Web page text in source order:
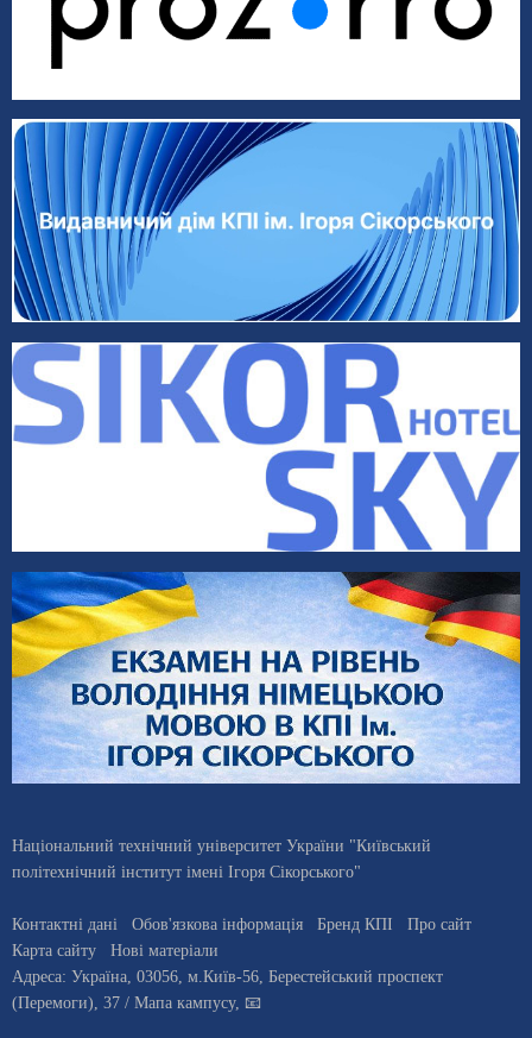
Національний технічний університет України "Київський
політехнічний інститут імені Ігоря Сікорського"
Контактні дані Обов'язкова інформація Бренд КПІ
Про сайт
Карта сайту
Нові матеріали
Адреса: Україна 03056 , м. Київ-56, Берестейський проспект
(Перемоги), 37 / Мапа кампусу, 📧